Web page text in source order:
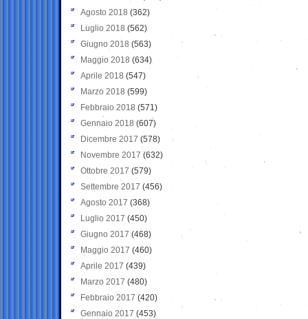
Agosto 2018 (362)
Luglio 2018 (562)
Giugno 2018 (563)
Maggio 2018 (634)
Aprile 2018 (547)
Marzo 2018 (599)
Febbraio 2018 (571)
Gennaio 2018 (607)
Dicembre 2017 (578)
Novembre 2017 (632)
Ottobre 2017 (579)
Settembre 2017 (456)
Agosto 2017 (368)
Luglio 2017 (450)
Giugno 2017 (468)
Maggio 2017 (460)
Aprile 2017 (439)
Marzo 2017 (480)
Febbraio 2017 (420)
Gennaio 2017 (453)